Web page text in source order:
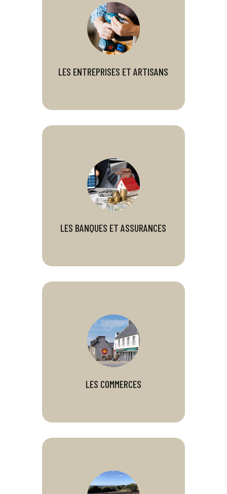
LES ENTREPRISES ET ARTISANS
LES BANQUES ET ASSURANCES
LES COMMERCES